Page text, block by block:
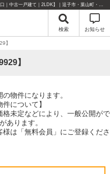
こちらは会員物件です【im-319929｜三浦郡葉山町下山口｜中古一戸建て｜2LDK】｜逗子市・葉山町・湘南エリアの不動産のことならセンチュリー21リビングライフにお任せください！
検索 お知らせ
】
】
物件になります。
件について】
未定などにより、一般公開がで
あります。
は「無料会員」にご登録くださ